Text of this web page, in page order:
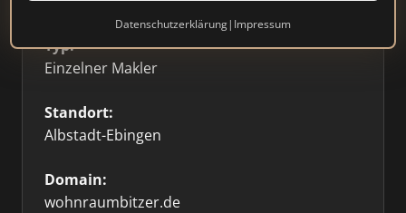
Datenschutzerklärung| Impressum
Typ:
Einzelner Makler
Standort:
Albstadt-Ebingen
Domain:
wohnraumbitzer.de